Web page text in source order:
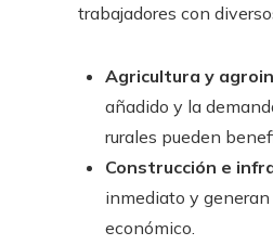
trabajadores con
Agricultura y
añadido y la
rurales pueden
Construcción e
inmediato y
económico.